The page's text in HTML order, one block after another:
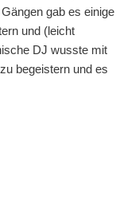
gab es einige
und (leicht
DJ wusste mit
begeistern und es